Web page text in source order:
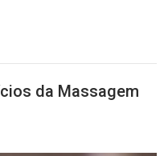
da Massagem